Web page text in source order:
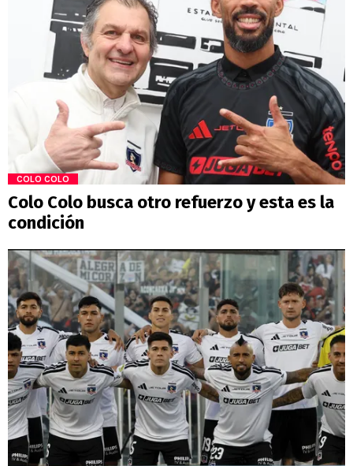
COLO COLO
Colo Colo busca otro refuerzo y esta es la
condición